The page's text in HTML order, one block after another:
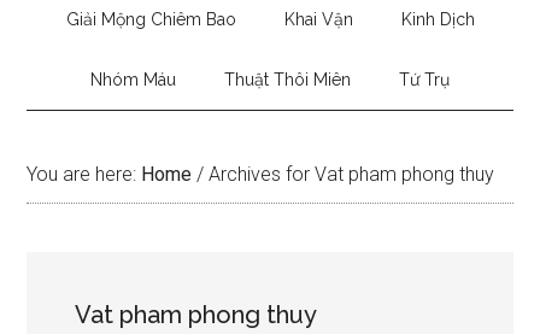
Giải Mộng Chiêm Bao Khai Vận Kinh Dịch
Nhóm Máu Thuật Thôi Miên Tứ Trụ
You are here: Home / Archives for Vat pham phong thuy
Vat pham phong thuy